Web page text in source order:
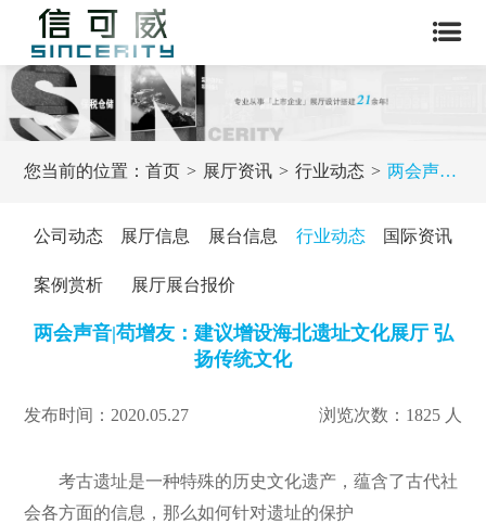
您当前的位置：首页 展厅资讯 行业动态 两会声音|苟增友：建议增设海北遗址文化展厅 弘扬传统文化
公司动态 展厅信息 展台信息 行业动态 国际资讯
案例赏析 展厅展台报价
两会声音|苟增友：建议增设海北遗址文化展厅 弘
扬传统文化
发布时间：2020.05.27 浏览次数：1825 人
考古遗址是一种特殊的历史文化遗产，蕴含了古代社
会各方面的信息，那么如何针对遗址的保护